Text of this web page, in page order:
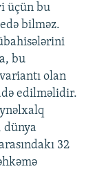
üçün bu
bilməz.
bu
olan
edilməlidir.
dünya
32